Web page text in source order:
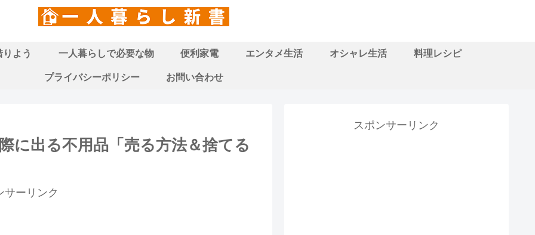
よう 一人暮らしで必要な物 便利家電 エンタメ生活 オシャレ生活 料理レシピ
プライバシーポリシー お問い合わせ
に出る不用品「売る方法＆捨てる
サーリンク
スポンサーリンク